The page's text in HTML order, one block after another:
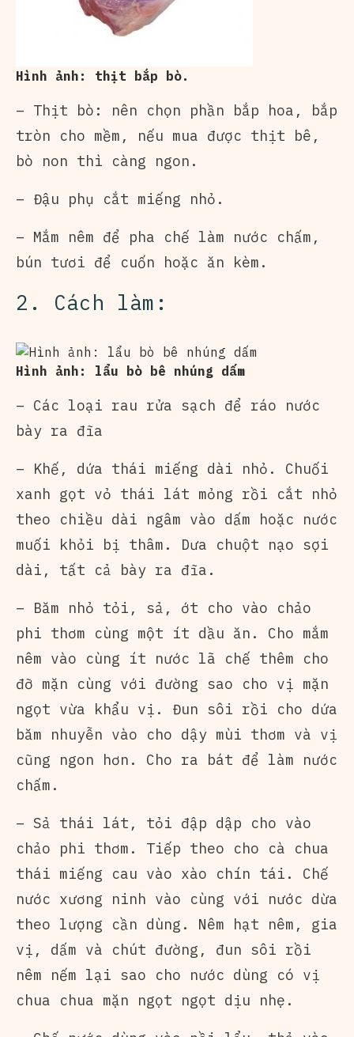
Hình ảnh: thịt bắp bò.
– Thịt bò: nên chọn phần bắp hoa, bắp
tròn cho mềm, nếu mua được thịt bê,
bò non thì càng ngon.
– Đậu phụ cắt miếng nhỏ.
– Mắm nêm để pha chế làm nước chấm,
bún tươi để cuốn hoặc ăn kèm.
2. Cách làm:
Hình ảnh: lẩu bò bê nhúng dấm
– Các loại rau rửa sạch để ráo nước
bày ra đĩa
– Khế, dứa thái miếng dài nhỏ. Chuối
xanh gọt vỏ thái lát mỏng rồi cắt nhỏ
theo chiều dài ngâm vào dấm hoặc nước
muối khỏi bị thâm. Dưa chuột nạo sợi
dài, tất cả bày ra đĩa.
– Băm nhỏ tỏi, sả, ớt cho vào chảo
phi thơm cùng một ít dầu ăn. Cho mắm
nêm vào cùng ít nước lã chế thêm cho
đỡ mặn cùng với đường sao cho vị mặn
ngọt vừa khẩu vị. Đun sôi rồi cho dứa
băm nhuyễn vào cho dậy mùi thơm và vị
cũng ngon hơn. Cho ra bát để làm nước
chấm.
– Sả thái lát, tỏi đập dập cho vào
chảo phi thơm. Tiếp theo cho cà chua
thái miếng cau vào xào chín tái. Chế
nước xương ninh vào cùng với nước dừa
theo lượng cần dùng. Nêm hạt nêm, gia
vị, dấm và chút đường, đun sôi rồi
nêm nếm lại sao cho nước dùng có vị
chua chua mặn ngọt ngọt dịu nhẹ.